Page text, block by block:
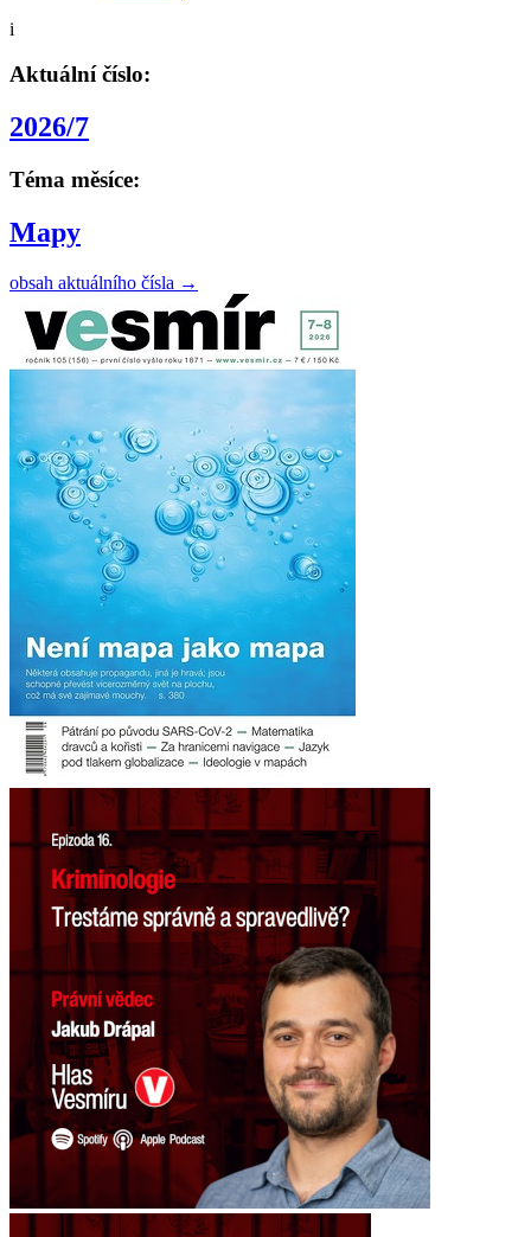
i
Aktuální číslo:
2026/7
Téma měsíce:
Mapy
obsah aktuálního čísla →